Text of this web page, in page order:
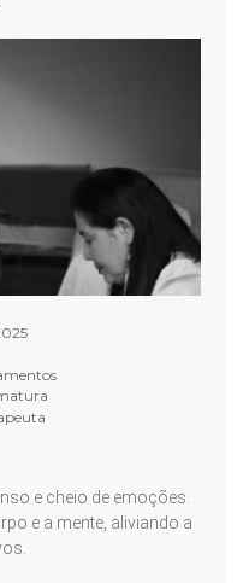
e cheio de emoções.
e a mente, aliviando a